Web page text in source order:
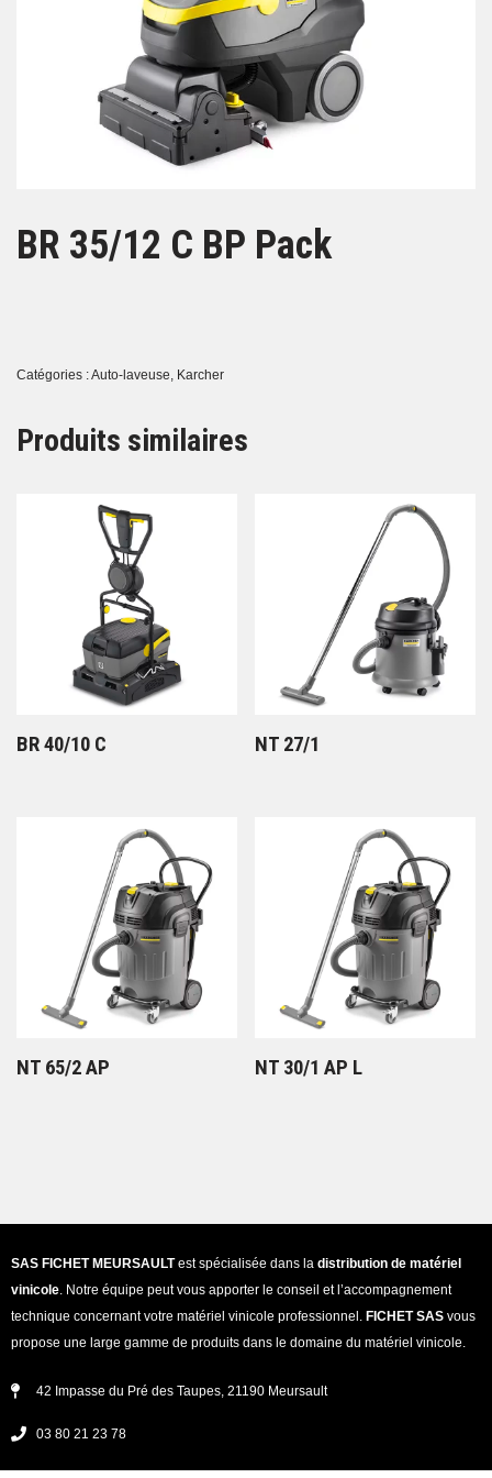
BR 35/12 C BP Pack
Catégories :Auto-laveuse, Karcher
Produits similaires
BR 40/10 C NT 27/1
NT 65/2 AP NT 30/1 AP L
SAS FICHET MEURSAULTest spécialisée dans la distribution de matériel
vinicole . Notre équipe peut vous apporter le conseil et l’accompagnement
technique concernant votre matériel vinicole professionnel. FICHET SAS vous
propose une large gamme de produits dans le domaine du matériel vinicole.
42 Impasse du Pré des Taupes, 21190 Meursault
03 80 21 23 78